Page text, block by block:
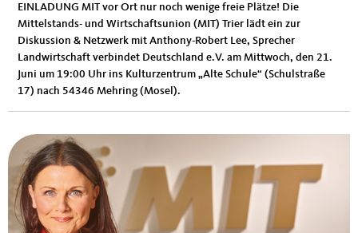
EINLADUNG MIT vor Ort nur noch wenige freie Plätze! Die
Mittelstands- und Wirtschaftsunion (MIT) Trier lädt ein zur
Diskussion & Netzwerk mit Anthony-Robert Lee, Sprecher
Landwirtschaft verbindet Deutschland e.V. am Mittwoch, den 21.
Juni um 19:00 Uhr ins Kulturzentrum „Alte Schule“ (Schulstraße
17) nach 54346 Mehring (Mosel).